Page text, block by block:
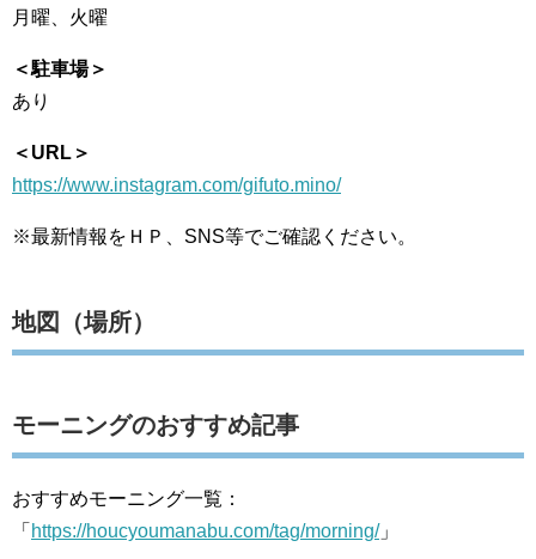
月曜、火曜
＜駐車場＞
あり
＜URL＞
https://www.instagram.com/gifuto.mino/
※最新情報をＨＰ、SNS等でご確認ください。
地図（場所）
モーニングのおすすめ記事
おすすめモーニング一覧：
「 https://houcyoumanabu.com/tag/morning/」